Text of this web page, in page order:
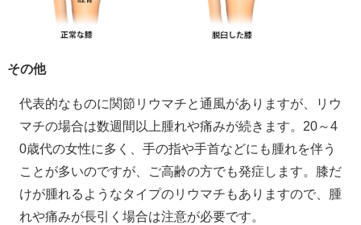
その他
代表的なものに関節リウマチと通風がありますが、リウ
マチの場合は数週間以上腫れや痛みが続きます。20～4
0歳代の女性に多く、手の指や手首などにも腫れを伴う
ことが多いのですが、ご高齢の方でも発症します。膝だ
けが腫れるようなタイプのリウマチもありますので、腫
れや痛みが長引く場合は注意が必要です。